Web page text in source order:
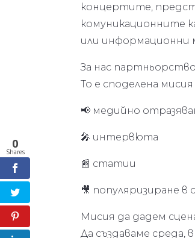
концертите,
комуникационните
или информационни
За нас
То е споделена
📢 медийно
🎤 интервюта
📰 статии
🎥 популяризиране
Мисия да дадем
Да създаваме среда,
0
Shares